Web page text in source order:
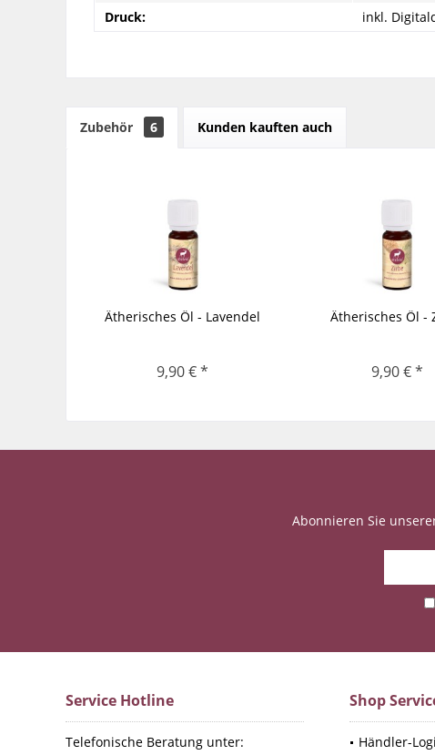
Druck:
inkl.
Zubehör 6 Kunden kauften auch
Ätherisches Öl - Lavendel
9,90 € *
Ätherisches Öl -
9,90 € *
Abonnieren Sie
Service Hotline
Telefonische Beratung unter:
Shop
Händler-